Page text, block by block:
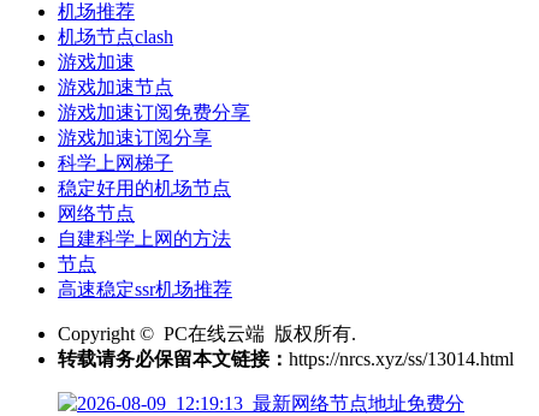
机场推荐
机场节点clash
游戏加速
游戏加速节点
游戏加速订阅免费分享
游戏加速订阅分享
科学上网梯子
稳定好用的机场节点
网络节点
自建科学上网的方法
节点
高速稳定ssr机场推荐
Copyright © PC在线云端 版权所有.
转载请务必保留本文链接： https://nrcs.xyz/ss/13014.html